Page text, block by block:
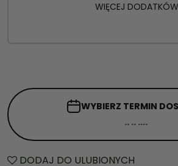
WIĘCEJ DODATKÓW
WYBIERZ TERMIN
DODAJ DO ULUBIONYCH